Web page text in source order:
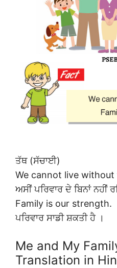
ਤੱਥ (ਸੱਚਾਈ)
We cannot live without
ਅਸੀਂ ਪਰਿਵਾਰ ਦੇ ਬਿਨਾਂ ਨਹੀਂ
Family is our strength.
ਪਰਿਵਾਰ ਸਾਡੀ ਸ਼ਕਤੀ ਹੈ ।
Me and My
Translation in